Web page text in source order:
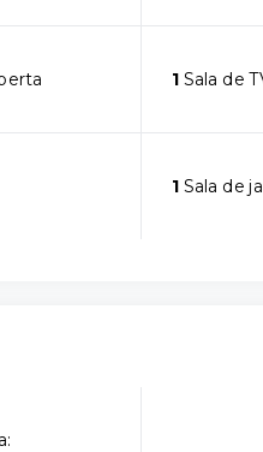
1Sala de
1Sala de